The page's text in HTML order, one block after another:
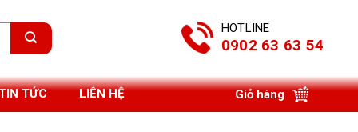
HOTLINE
0902 63 63 54
TỨC LIÊN HỆ Giỏ hàng